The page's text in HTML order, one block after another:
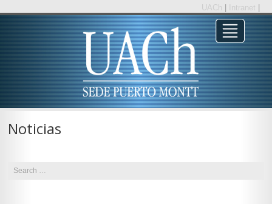
UACh Intranet
Noticias